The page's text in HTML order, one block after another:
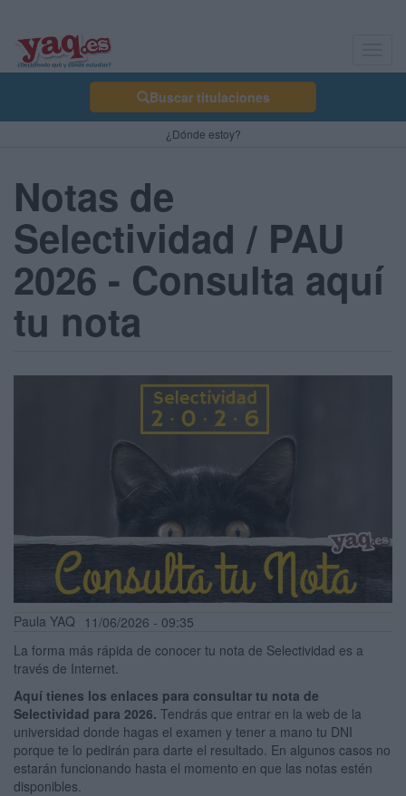
Buscar titulaciones
¿Dónde estoy?
Notas de
Selectividad / PAU
2026 - Consulta aquí
tu nota
Paula YAQ 11/06/2026 - 09:35
La forma más rápida de conocer tu nota de Selectividad es a
través de Internet.
Aquí tienes los enlaces para consultar tu nota de
Selectividad para 2026. Tendrás que entrar en la web de la
universidad donde hagas el examen y tener a mano tu DNI
porque te lo pedirán para darte el resultado. En algunos casos no
estarán funcionando hasta el momento en que las notas estén
disponibles.